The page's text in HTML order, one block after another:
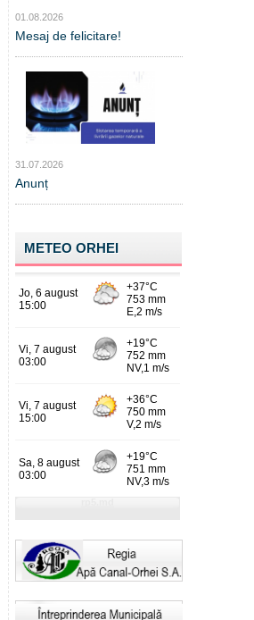
01.08.2026
Mesaj de felicitare!
31.07.2026
Anunț
METEO ORHEI